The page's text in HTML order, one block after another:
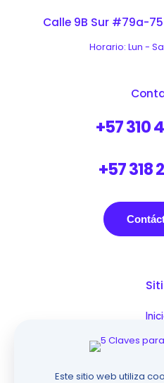
Calle 9B Sur #79a-
Horario: Lun -
+57 310
+57 318
Este sitio web utiliza